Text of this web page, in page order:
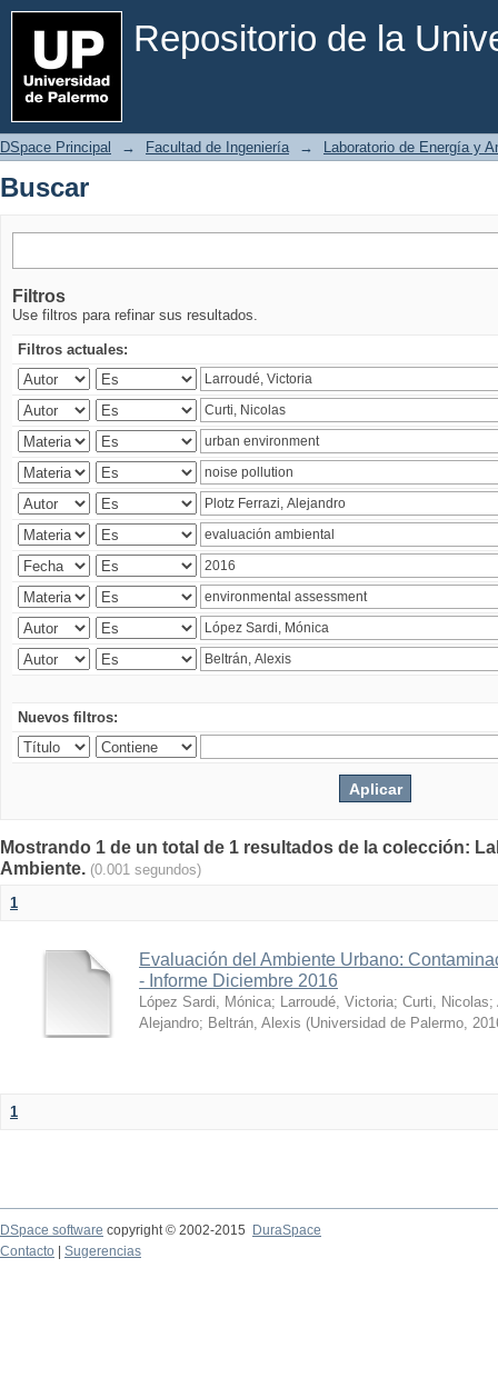
Repositorio de la
Buscar
DSpace Principal → Facultad de Ingeniería → Laboratorio de Energía y
Buscar
Filtros
Use filtros para refinar sus resultados.
Filtros actuales:
Nuevos filtros:
Mostrando 1 de un total de 1 resultados de la colección:
Ambiente. (0.001 segundos)
1
Evaluación del Ambiente Urbano:
- Informe Diciembre 2016
López Sardi, Mónica; Larroudé, Victoria; Curti, Nicolas;
Alejandro; Beltrán, Alexis (Universidad de Palermo,
1
DSpace software copyright © 2002-2015
DuraSpace
Contacto
Sugerencias